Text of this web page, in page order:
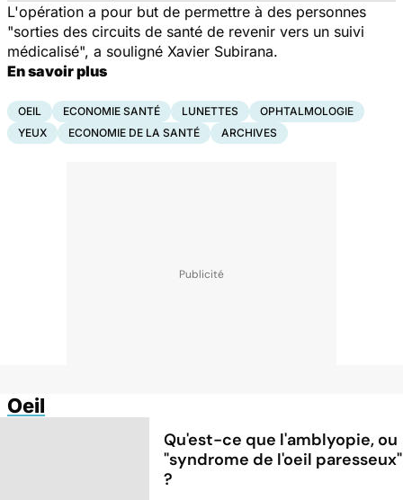
L'opération a pour but de permettre à des personnes
"sorties des circuits de santé de revenir vers un suivi
médicalisé", a souligné Xavier Subirana.
En savoir plus
OEIL ECONOMIE SANTÉ LUNETTES
OPHTALMOLOGIE
YEUX
ECONOMIE DE LA SANTÉ ARCHIVES
Oeil
Qu'est-ce que l'amblyopie, ou
"syndrome de l'oeil paresseux"
?